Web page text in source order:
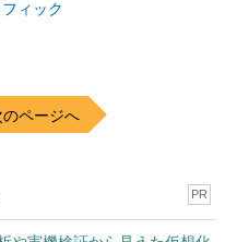
ィック
のページへ
PR